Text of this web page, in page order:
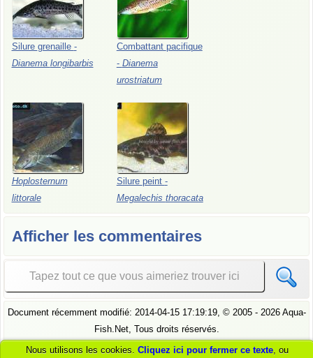
Silure grenaille -
Dianema longibarbis
Combattant pacifique
- Dianema
urostriatum
Hoplosternum
littorale
Silure peint -
Megalechis thoracata
Afficher les commentaires
Document récemment modifié: 2014-04-15 17:19:19, © 2005- 2026 Aqua-
Fish.Net, Tous droits réservés.
Voir
notre politique de confidentialité
Pour comprendre comment nous
Nous utilisons les cookies. Cliquez ici pour fermer ce texte , ou